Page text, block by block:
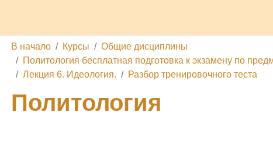
В начало Курсы
Общие дисциплины
Политология бесплатная подготовка к экзамену по
Лекция 6. Идеология.
Разбор тренировочного теста
Политология